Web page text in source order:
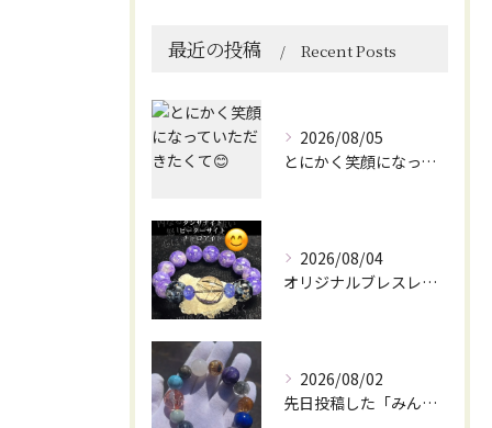
最近の投稿 Recent Posts
2026/08/05
とにかく笑顔になっていただきたくて😊
2026/08/04
オリジナルブレスレット作成してみました😊
2026/08/02
先日投稿した「みんなを笑顔にしてくれるブレスレット」に